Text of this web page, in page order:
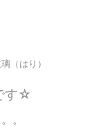
（はり）
す☆
。